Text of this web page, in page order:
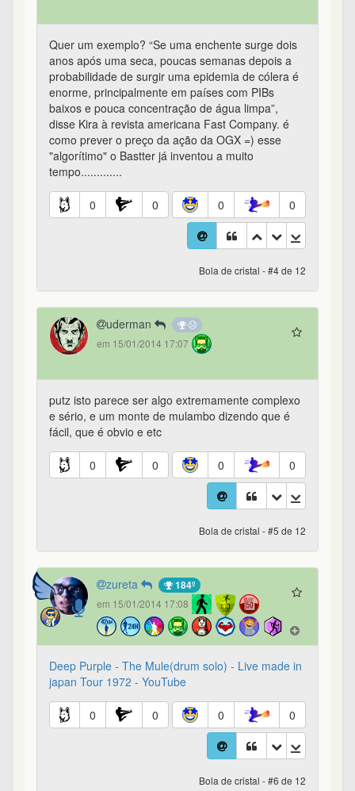
Quer um exemplo? “Se uma enchente surge dois
anos após uma seca, poucas semanas depois a
probabilidade de surgir uma epidemia de cólera é
enorme, principalmente em países com PIBs
baixos e pouca concentração de água limpa”,
disse Kira à revista americana Fast Company. é
como prever o preço da ação da OGX =) esse
"algorítimo" o Bastter já inventou a muito
tempo.............
0 0 0 0
Bola de cristal - #4 de 12
uderman
em 15/01/2014 17:07
putz isto parece ser algo extremamente complexo
e sério, e um monte de mulambo dizendo que é
fácil, que é obvio e etc
0 0 0 0
Bola de cristal - #5 de 12
zureta 184º
em 15/01/2014 17:08
Deep Purple - The Mule(drum solo) - Live made in
japan Tour 1972 - YouTube
0 0 0 0
Bola de cristal - #6 de 12